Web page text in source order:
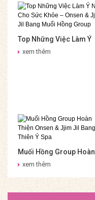
Top Những Việc Làm Ý
Nghĩa Cho Sức Khỏe –
xem thêm
Muối Hồng Group Hoàn
Thiện Onsen & Jjim Jil
xem thêm